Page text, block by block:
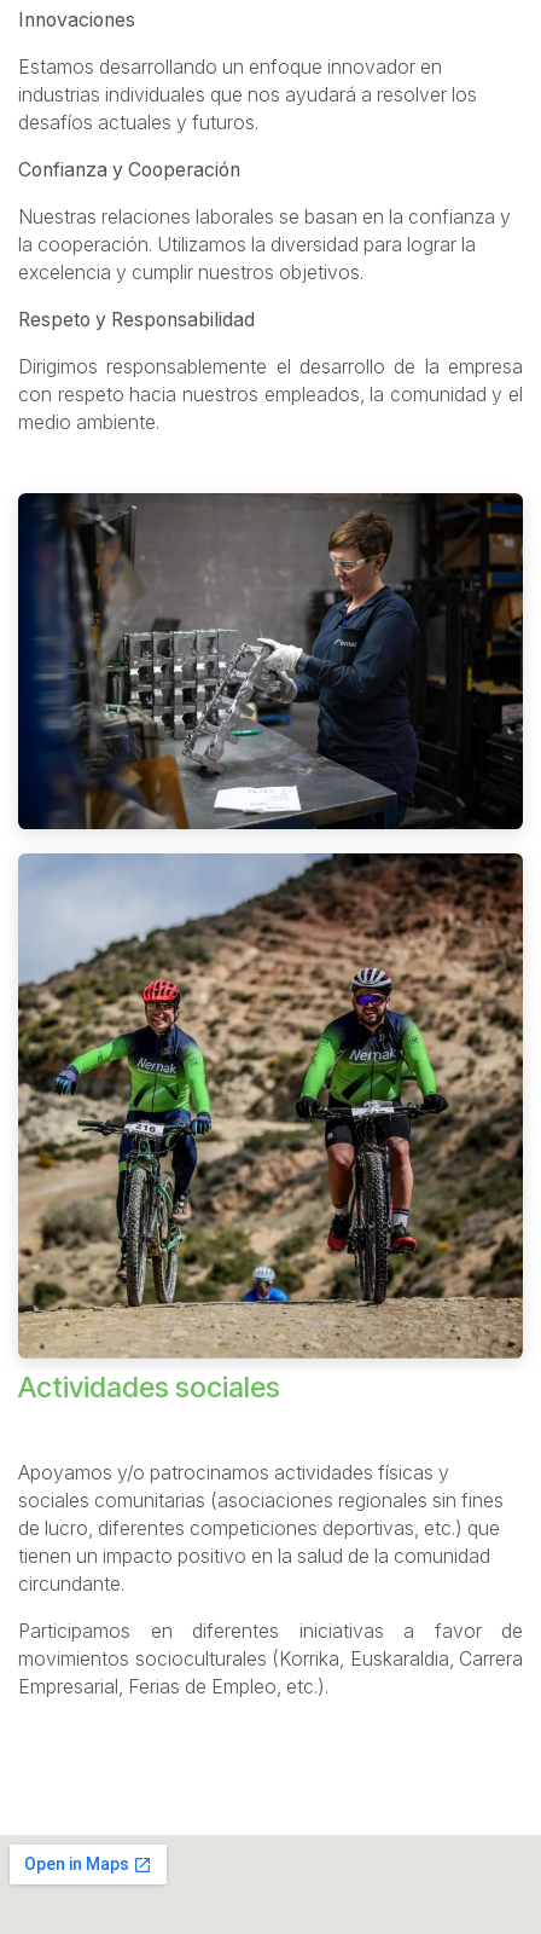
Innovaciones
Estamos desarrollando un enfoque innovador en
industrias individuales que nos ayudará a resolver los
desafíos actuales y futuros.
Confianza y Cooperación
Nuestras relaciones laborales se basan en la confianza y
la cooperación. Utilizamos la diversidad para lograr la
excelencia y cumplir nuestros objetivos.
Respeto y Responsabilidad
Dirigimos responsablemente el desarrollo de la empresa
con respeto hacia nuestros empleados, la comunidad y el
medio ambiente.
Actividades sociales
Apoyamos y/o patrocinamos actividades físicas y
sociales comunitarias (asociaciones regionales sin fines
de lucro, diferentes competiciones deportivas, etc.) que
tienen un impacto positivo en la salud de la comunidad
circundante.
Participamos en diferentes iniciativas a favor de
movimientos socioculturales (Korrika, Euskaraldia, Carrera
Empresarial, Ferias de Empleo, etc.).